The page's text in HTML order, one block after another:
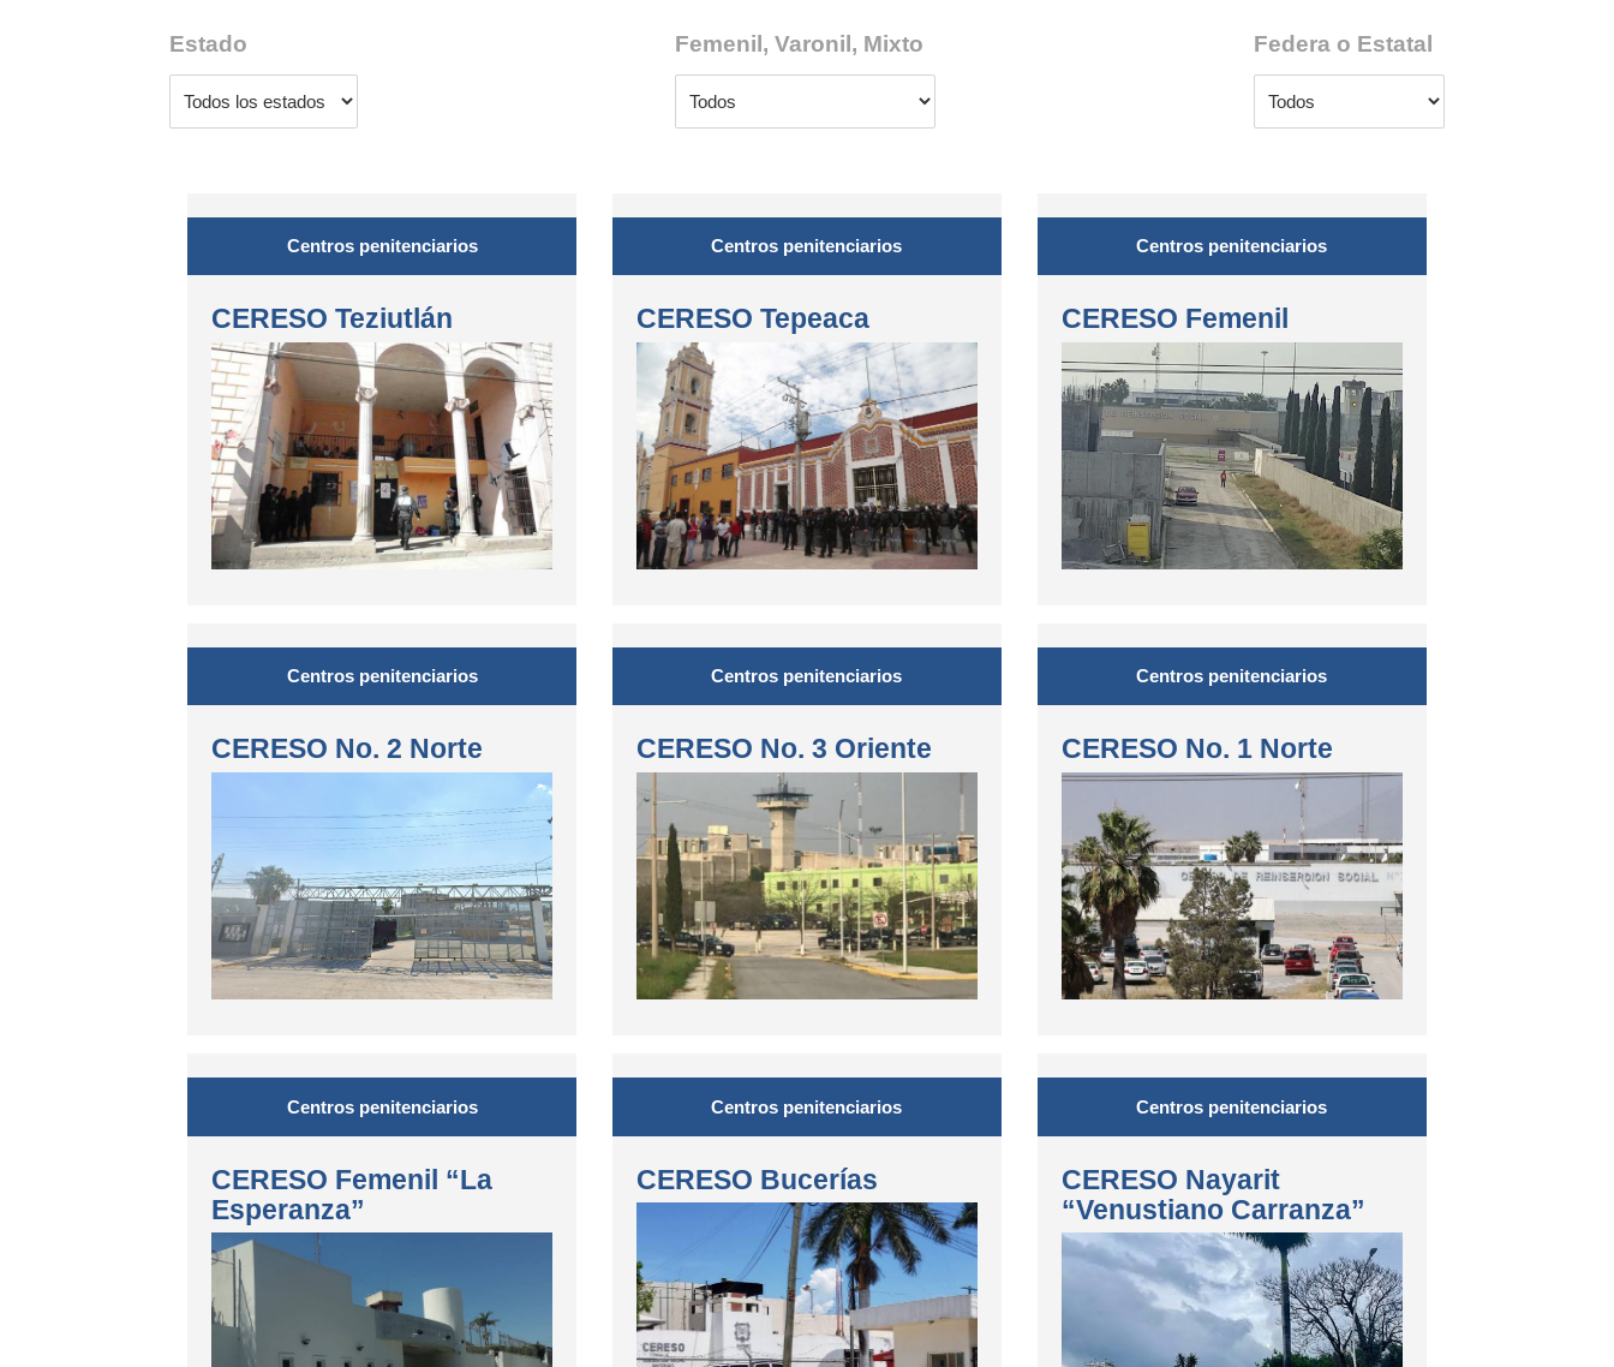
Estado Femenil, Varonil, Mixto Federa o Estatal
Centros penitenciarios
CERESO Teziutlán
Centros penitenciarios
CERESO Tepeaca
Centros penitenciarios
CERESO Femenil
Centros penitenciarios
CERESO No. 2 Norte
Centros penitenciarios
CERESO No. 3 Oriente
Centros penitenciarios
CERESO No. 1 Norte
Centros penitenciarios
CERESO Femenil “La
Esperanza”
Centros penitenciarios
CERESO Bucerías
Centros penitenciarios
CERESO Nayarit
“Venustiano Carranza”